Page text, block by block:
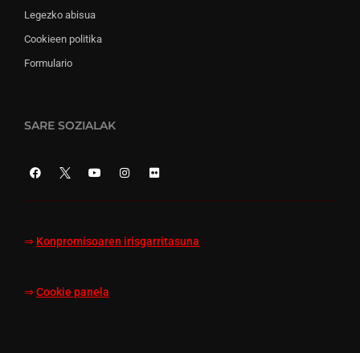
Legezko abisua
Cookieen politika
Formulario
SARE SOZIALAK
⇒ Konpromisoaren irisgarritasuna
⇒ Cookie panela